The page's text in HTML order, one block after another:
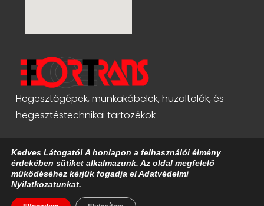
Hegesztőgépek, munkakábelek, huzaltolók, és
hegesztéstechnikai tartozékok
© Minden jog fenntartva - Fortrans Kft.
Kedves Látogató! A honlapon a felhasználói élmény
érdekében sütiket alkalmazunk. Az oldal megfelelő
működéséhez kérjük fogadja el Adatvédelmi
Nyilatkozatunkat.